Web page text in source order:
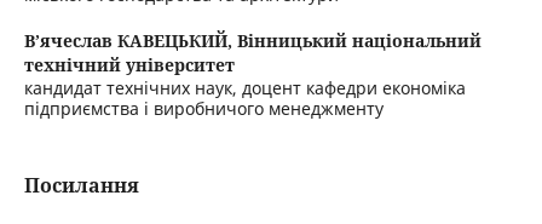
В’ячеслав КАВЕЦЬКИЙ, Вінницький національний
технічний університет
кандидат технічних наук, доцент кафедри економіка
підприємства і виробничого менеджменту
Посилання